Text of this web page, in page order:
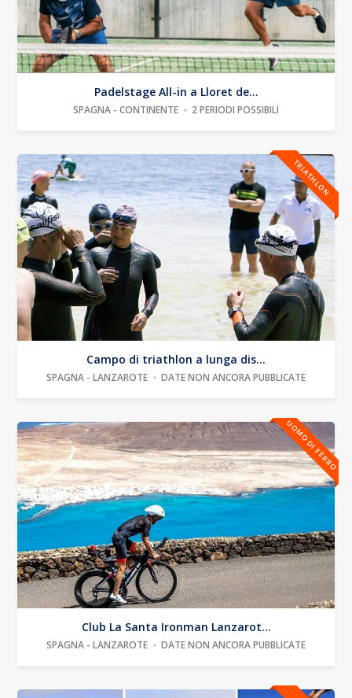
Padelstage All-in a Lloret de...
SPAGNA - CONTINENTE 2 PERIODI POSSIBILI
TRIATHLON
Campo di triathlon a lunga dis...
SPAGNA - LANZAROTE DATE NON ANCORA PUBBLICATE
UOMO DI FERRO
Club La Santa Ironman Lanzarot...
SPAGNA - LANZAROTE DATE NON ANCORA PUBBLICATE